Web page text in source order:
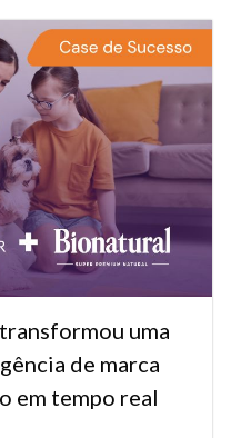
uma
de marca
em tempo real